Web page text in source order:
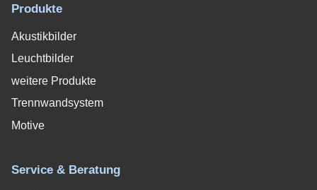
Produkte
Akustikbilder
Leuchtbilder
weitere Produkte
Trennwandsystem
Motive
Service & Beratung